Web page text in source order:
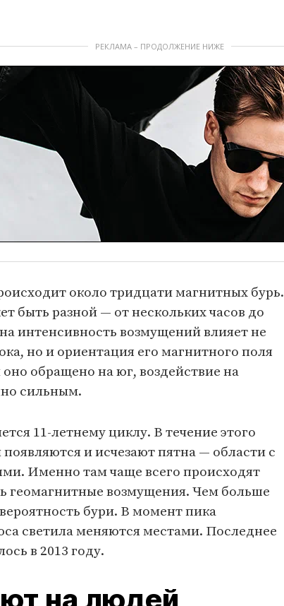
РЕКЛАМА – ПРОДОЛЖЕНИЕ НИЖЕ
около тридцати магнитных бурь.
быть разной — от нескольких часов до
интенсивность возмущений влияет не
но и ориентация его магнитного поля
обращено на юг, воздействие на
сильным.
11-летнему циклу. В течение этого
и исчезают пятна — области с
Именно там чаще всего происходят
геомагнитные возмущения. Чем больше
бури. В момент пика
светила меняются местами. Последнее
в 2013 году.